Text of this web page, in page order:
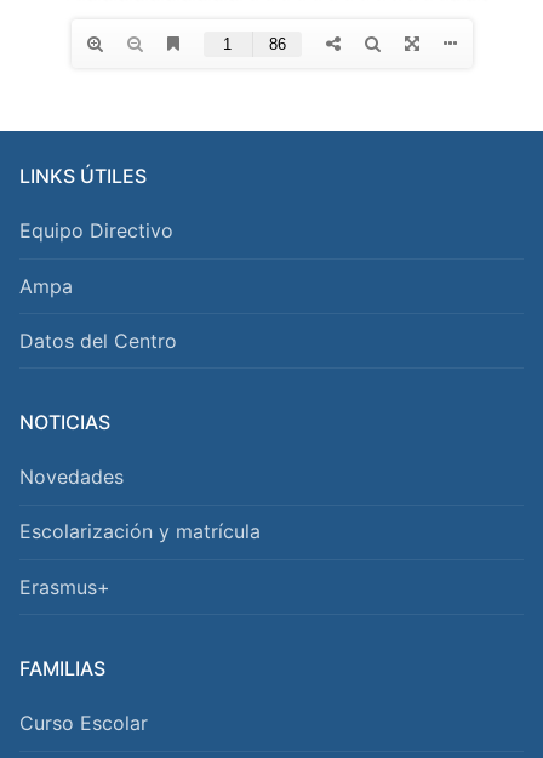
LINKS ÚTILES
Equipo Directivo
Ampa
Datos del Centro
NOTICIAS
Novedades
Escolarización y matrícula
Erasmus+
FAMILIAS
Curso Escolar